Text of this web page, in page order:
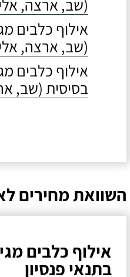
(שב, ארצה,
אילוף כלבים
(שב, ארצה,
אילוף כלבים
בסיסית (שב,
השוואת מחירים
אילוף כלבים
בתנאי פנסיון